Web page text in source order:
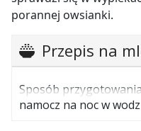
porannej owsianki.
Przepis na
Sposób
namocz na noc w